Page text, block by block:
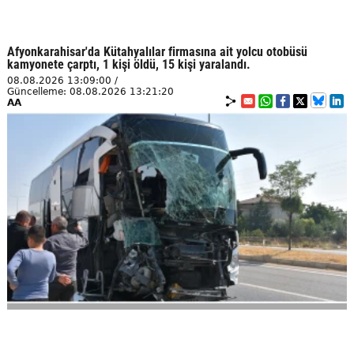
Afyonkarahisar'da Kütahyalılar firmasına ait yolcu otobüsü
kamyonete çarptı, 1 kişi öldü, 15 kişi yaralandı.
08.08.2026 13:09:00 /
Güncelleme: 08.08.2026 13:21:20
AA